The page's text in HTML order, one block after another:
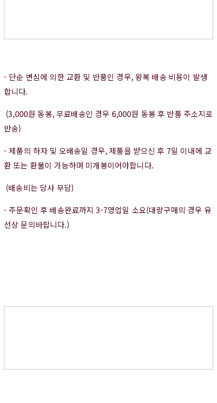
- 단순 변심에 의한 교환 및 반품인 경우, 왕복 배송 비용이 발생
합니다.
(3,000원 동봉, 무료배송인 경우 6,000원 동봉 후 반품 주소지로
반송)
- 제품의 하자 및 오배송일 경우, 제품을 받으신 후 7일 이내에 교
환 또는 환불이 가능하며 미개봉이어야합니다.
(배송비는 당사 부담)
- 주문확인 후 배송완료까지 3-7영업일 소요(대량구매의 경우 유
선상 문의바랍니다.)